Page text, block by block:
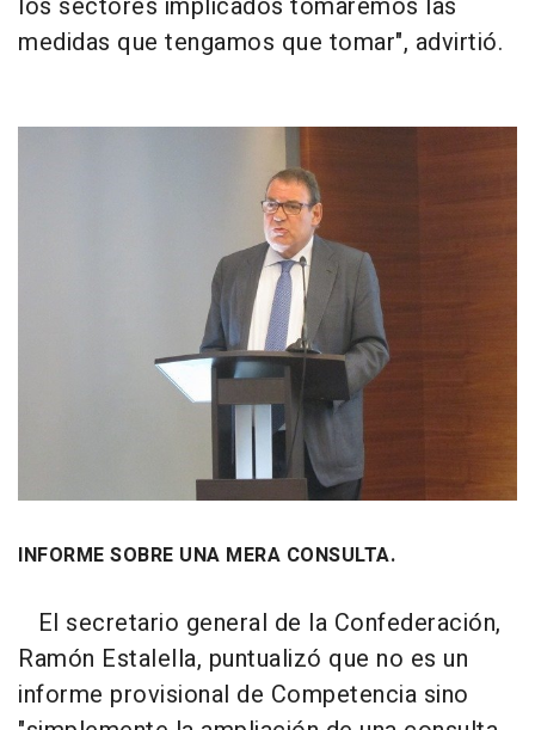
medidas que tengamos que tomar", advirtió.
INFORME SOBRE UNA MERA CONSULTA.
El secretario general de la Confederación,
Ramón Estalella, puntualizó que no es un
informe provisional de Competencia sino